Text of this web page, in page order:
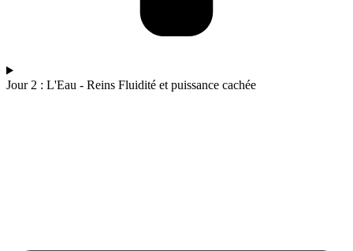
Jour 2 : L'Eau - Reins Fluidité et puissance cachée